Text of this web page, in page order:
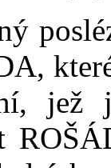
jež